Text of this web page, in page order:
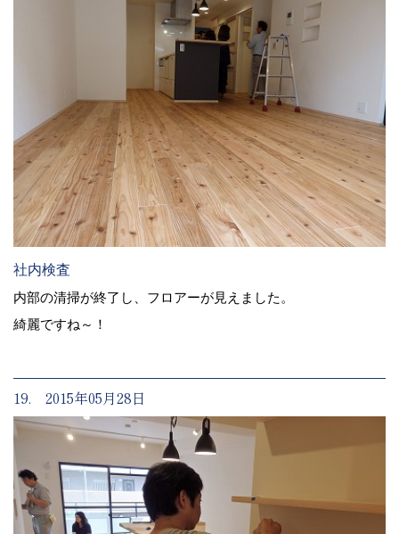
社内検査
内部の清掃が終了し、フロアーが見えました。
綺麗ですね～！
19. 2015年05月28日